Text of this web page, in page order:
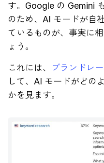
す。Google の Gemini
のため、AI モードが自
ているものが、事実に
ょう。
これには、 ブランドレ
して、AI モードがどの
かを見ます。